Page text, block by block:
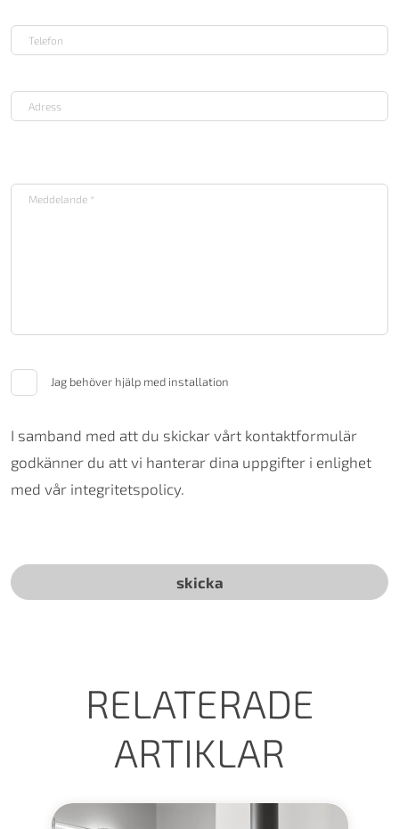
Jag behöver hjälp med installation
I samband med att du skickar vårt kontaktformulär
godkänner du att vi hanterar dina uppgifter i enlighet
med vår integritetspolicy.
RELATERADE
ARTIKLAR